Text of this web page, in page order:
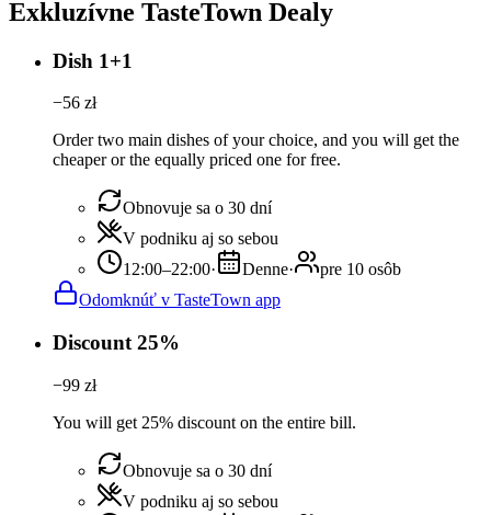
Exkluzívne TasteTown Dealy
Dish 1+1
−56 zł
Order two main dishes of your choice, and you will get the
cheaper or the equally priced one for free.
Obnovuje sa o 30 dní
V podniku aj so sebou
12:00–22:00· Denne·
pre 10 osôb
Odomknúť v TasteTown app
Discount 25%
−99 zł
You will get 25% discount on the entire bill.
Obnovuje sa o 30 dní
V podniku aj so sebou